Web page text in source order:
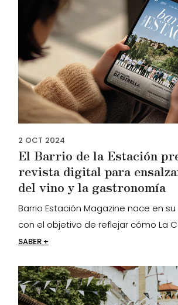
2 OCT 2024
El Barrio de la Estación
revista digital para
del vino y la gastronomía
Barrio Estación Magazine nace en
con el objetivo de reflejar cómo La
SABER +